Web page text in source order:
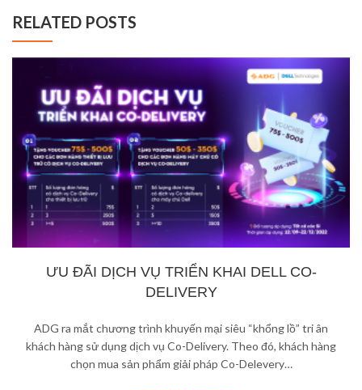
RELATED POSTS
ƯU ĐÃI DỊCH VỤ TRIỂN KHAI DELL CO-
DELIVERY
ADG ra mắt chương trình khuyến mại siêu “khổng lồ” tri ân
khách hàng sử dụng dịch vụ Co-Delivery. Theo đó, khách hàng
chọn mua sản phẩm giải pháp Co-Delevery…